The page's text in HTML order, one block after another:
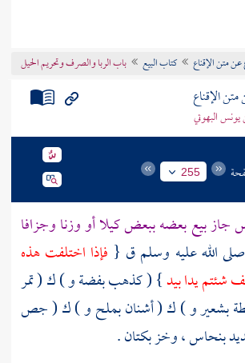
متن الإقناع كتاب البيع باب الربا والصرف وتحريم الحيل
الإقناع
البهوتي
255
جاز بيع بعضه ببعض كيلا أو وزنا وجزافا
الله عليه وسلم ق { فإذا اختلفت هذه
شئتم يدا بيد} ( كذهب بفضة و ) ك ( تمر
بشعير و ) ك ( أشنان بملح و ) ك ( جص
بنحاس ، وخز بكتان .